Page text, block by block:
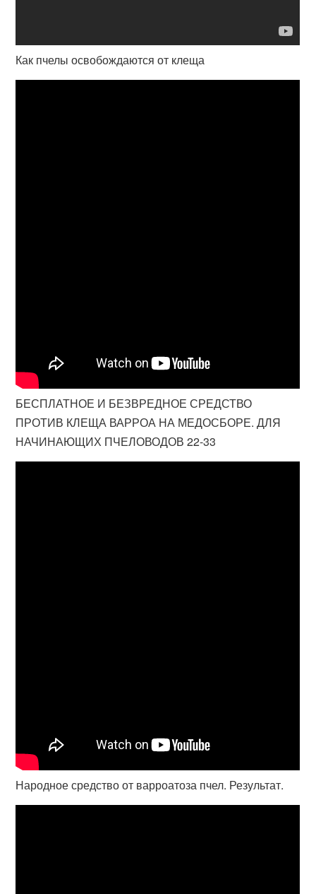
Как пчелы освобождаются от клеща
БЕСПЛАТНОЕ И БЕЗВРЕДНОЕ СРЕДСТВО
ПРОТИВ КЛЕЩА ВАРРОА НА МЕДОСБОРЕ. ДЛЯ
НАЧИНАЮЩИХ ПЧЕЛОВОДОВ 22-33
Народное средство от варроатоза пчел. Результат.